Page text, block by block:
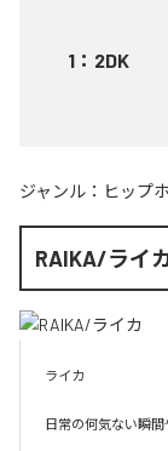
1 ： 2DK
ジャンル： ヒップ
RAIKA/ライ
ライカ
日常の何気ない瞬間